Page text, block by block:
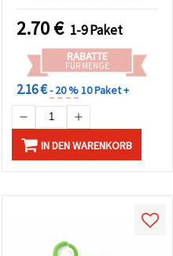
2.70€ 1-9 Paket
RABATTE
FÜR MENGE
2.16 €- 20 %10 Paket +
IN DEN WARENKORB